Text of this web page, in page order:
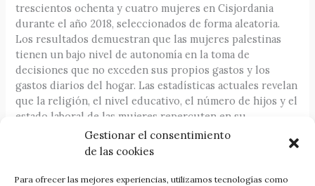
Gestionar el consentimiento
de las cookies
Para ofrecer las mejores experiencias, utilizamos tecnologías como
trescientos ochenta y cuatro mujeres en Cisjordania
durante el año 2018, seleccionados de forma aleatoria.
Los resultados demuestran que las mujeres palestinas
tienen un bajo nivel de autonomía en la toma de
decisiones que no exceden sus propios gastos y los
gastos diarios del hogar. Las estadísticas actuales revelan
que la religión, el nivel educativo, el número de hijos y el
estado laboral de las mujeres repercuten en su
autonomía para tomar decisiones en el hogar.
DOMESTIC DECISION-MAKING